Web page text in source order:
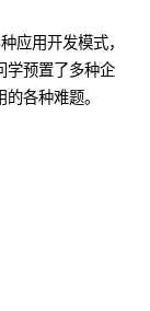
应用开发模式，
学预置了多种企
各种难题。